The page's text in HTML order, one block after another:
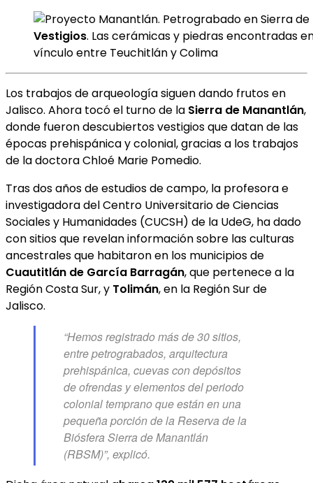
Vestigios. Las cerámicas y piedras encontradas
vínculo entre Teuchitlán y Colima
Los trabajos de arqueología siguen dando frutos en
Jalisco. Ahora tocó el turno de la Sierra de Manantlán,
donde fueron descubiertos vestigios que datan de las
épocas prehispánica y colonial, gracias a los trabajos
de la doctora Chloé Marie Pomedio.
Tras dos años de estudios de campo, la profesora e
investigadora del Centro Universitario de Ciencias
Sociales y Humanidades (CUCSH) de la UdeG, ha dado
con sitios que revelan información sobre las culturas
ancestrales que habitaron en los municipios de
Cuautitlán de García Barragán, que pertenece a la
Región Costa Sur, y Tolimán, en la Región Sur de
Jalisco.
“Hemos registrado más de 30 sitios,
entre petrograbados, arquitectura
prehispánica, cuevas con depósitos
de ofrendas y elementos del periodo
colonial temprano que están en una
pequeña porción de la Reserva de la
Biósfera Sierra de Manantlán
(RBSM)”, explicó.